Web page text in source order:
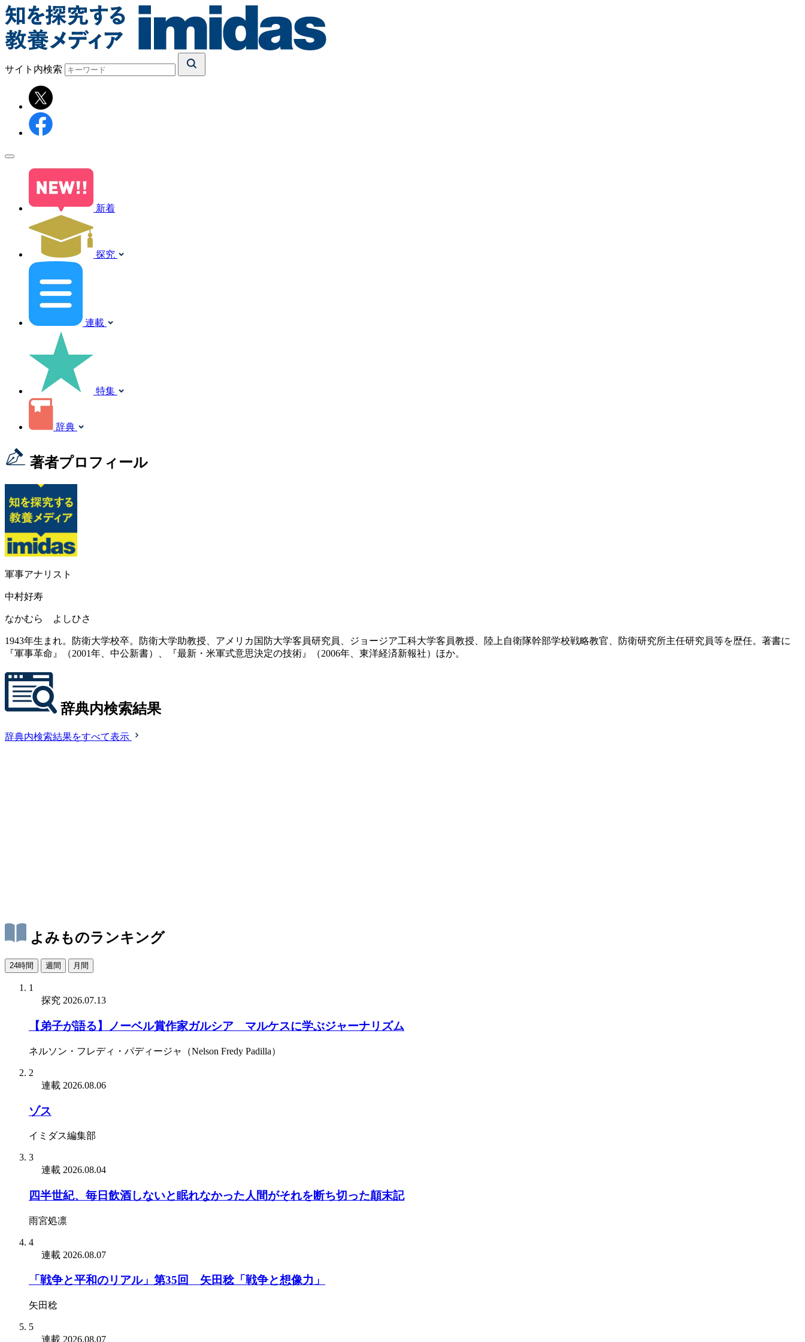
サイト内検索
新着
探究
連載
特集
辞典
著者プロフィール
軍事アナリスト
中村好寿
なかむら よしひさ
1943年生まれ。防衛大学校卒。防衛大学助教授、アメリカ国防大学客員研究員、ジョージア工科大学客員教授、陸上自衛隊幹部学校戦略教官、防衛研究所主任研究員等を歴任。著書に
『軍事革命』（2001年、中公新書）、『最新・米軍式意思決定の技術』（2006年、東洋経済新報社）ほか。
辞典内検索結果
辞典内検索結果をすべて表示
よみものランキング
24時間 週間 月間
1
探究 2026.07.13
【弟子が語る】ノーベル賞作家ガルシア゠マルケスに学ぶジャーナリズム
ネルソン・フレディ・パディージャ（Nelson Fredy Padilla）
2
連載 2026.08.06
ゾス
イミダス編集部
3
連載 2026.08.04
四半世紀、毎日飲酒しないと眠れなかった人間がそれを断ち切った顛末記
雨宮処凛
4
連載 2026.08.07
「戦争と平和のリアル」第35回 矢田稔「戦争と想像力」
矢田稔
5
連載 2026.08.07